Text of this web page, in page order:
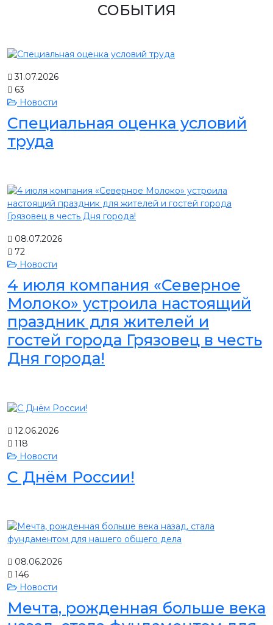
СОБЫТИЯ
31.07.2026
63
Новости
Специальная оценка условий
труда
08.07.2026
72
Новости
4 июля компания «Северное
Молоко» устроила настоящий
праздник для жителей и
гостей города Грязовец в честь
Дня города!
12.06.2026
118
Новости
С Днём России!
08.06.2026
146
Новости
Мечта, рожденная больше века